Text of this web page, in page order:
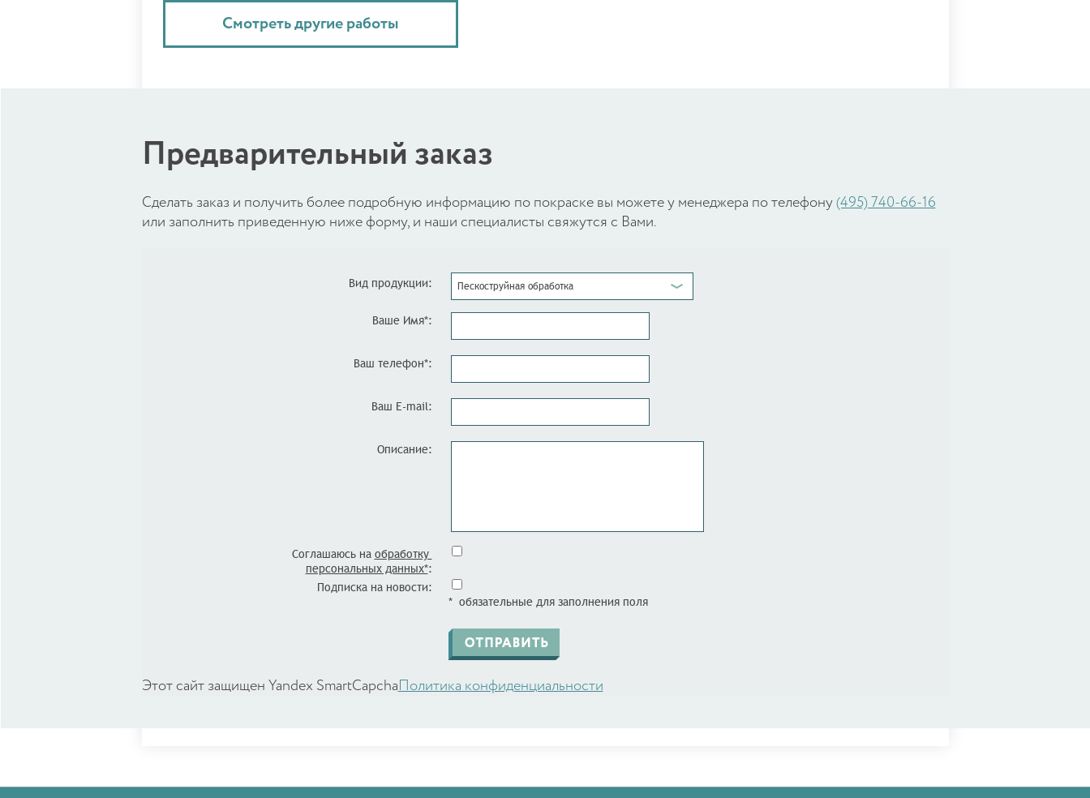
Смотреть другие работы
Предварительный заказ
Cделать заказ и получить более подробную информацию по покраске вы можете у менеджера по телефону (495) 740-66-16
или заполнить приведенную ниже форму, и наши специалисты свяжутся с Вами.
Вид продукции: Пескоструйная обработка
Ваше Имя*:
Ваш телефон*:
Ваш E-mail:
Описание:
Соглашаюсь на обработку
персональных данных*:
Подписка на новости:
* обязательные для заполнения поля
Этот сайт защищен Yandex SmartCapcha Политика конфиденциальности